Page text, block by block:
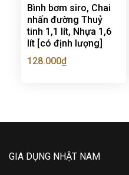
Bình bơm siro, Chai
nhấn đường Thuỷ
tinh 1,1 lít, Nhựa 1,6
lít [có định lượng]
128.000₫
GIA DỤNG NHẬT NAM